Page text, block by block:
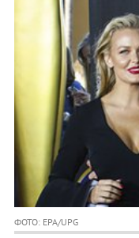
ФОТО: EPA/UPG